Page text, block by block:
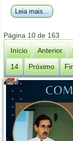
Leia mais...
Página 10 de 163
Início
Anterior
14
Próximo